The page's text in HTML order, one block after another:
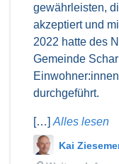
gewährleisten,
akzeptiert und
2022 hatte des
Gemeinde
durchgeführt.
[…] Alles lesen
Kai